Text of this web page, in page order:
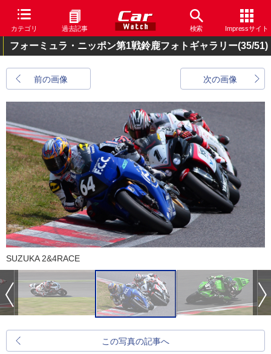
カテゴリ 過去記事 検索 Impressサイト
フォーミュラ・ニッポン第1戦鈴鹿フォトギャラリー(35/51)
前の画像 次の画像
SUZUKA 2&4RACE
この写真の記事へ